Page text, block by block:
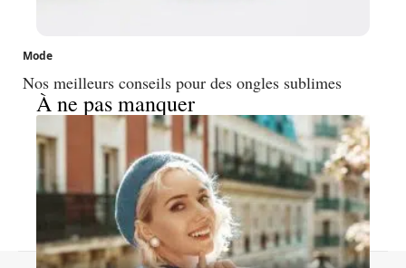
Mode
Nos meilleurs conseils pour des ongles sublimes
À ne pas manquer